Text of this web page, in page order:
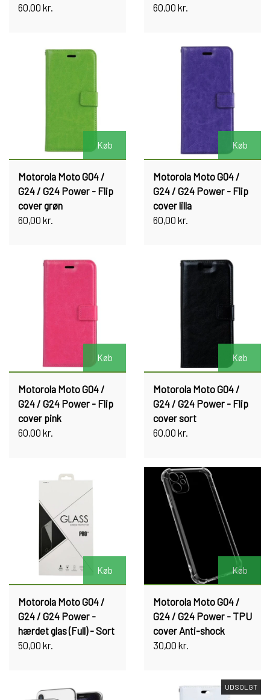
60,00 kr.
60,00 kr.
Køb
Motorola Moto G04 /
G24 / G24 Power - Flip
cover grøn
60,00 kr.
Køb
Motorola Moto G04 /
G24 / G24 Power - Flip
cover lilla
60,00 kr.
Køb
Motorola Moto G04 /
G24 / G24 Power - Flip
cover pink
60,00 kr.
Køb
Motorola Moto G04 /
G24 / G24 Power - Flip
cover sort
60,00 kr.
Køb
Motorola Moto G04 /
G24 / G24 Power -
hærdet glas (Full) - Sort
50,00 kr.
Køb
Motorola Moto G04 /
G24 / G24 Power - TPU
cover Anti-shock
30,00 kr.
UDSOLGT